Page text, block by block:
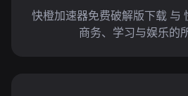
快橙加速器免费破解版下载 与
商务、学习与娱乐的